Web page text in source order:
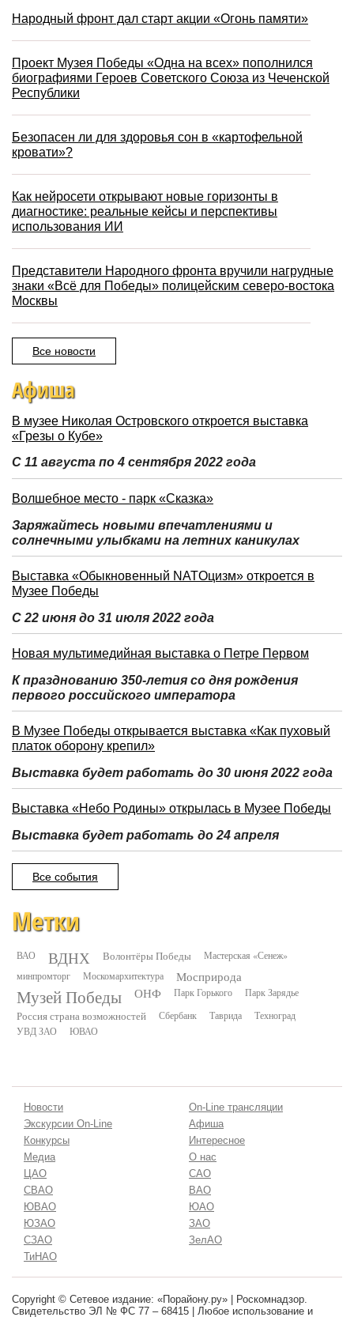
Народный фронт дал старт акции «Огонь памяти»
Проект Музея Победы «Одна на всех» пополнился
биографиями Героев Советского Союза из Чеченской
Республики
Безопасен ли для здоровья сон в «картофельной
кровати»?
Как нейросети открывают новые горизонты в
диагностике: реальные кейсы и перспективы
использования ИИ
Представители Народного фронта вручили нагрудные
знаки «Всё для Победы» полицейским северо-востока
Москвы
Все новости
Афиша
В музее Николая Островского откроется выставка
«Грезы о Кубе»
С 11 августа по 4 сентября 2022 года
Волшебное место - парк «Сказка»
Заряжайтесь новыми впечатлениями и
солнечными улыбками на летних каникулах
Выставка «Обыкновенный NATOцизм» откроется в
Музее Победы
С 22 июня до 31 июля 2022 года
Новая мультимедийная выставка о Петре Первом
К празднованию 350-летия со дня рождения
первого российского императора
В Музее Победы открывается выставка «Как пуховый
платок оборону крепил»
Выставка будет работать до 30 июня 2022 года
Выставка «Небо Родины» открылась в Музее Победы
Выставка будет работать до 24 апреля
Все события
Метки
ВАО ВДНХ Волонтёры Победы
Мастерская «Сенеж»
минпромторг
Москомархитектура Мосприрода
Музей Победы ОНФ Парк Горького Парк Зарядье
Россия страна возможностей Сбербанк Таврида
Техноград
УВД ЗАО
ЮВАО
Новости
On-Line трансляции
Экскурсии On-Line
Афиша
Конкурсы
Интересное
Медиа
О нас
ЦАО
САО
СВАО
ВАО
ЮВАО
ЮАО
ЮЗАО
ЗАО
СЗАО
ЗелАО
ТиНАО
Copyright © Сетевое издание: «Порайону.ру» | Роскомнадзор.
Свидетельство ЭЛ № ФС 77 – 68415 | Любое использование и